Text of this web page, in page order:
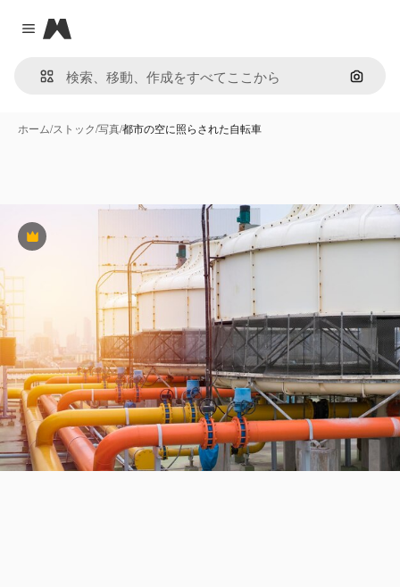
Close menu
Magnific
画像で
ホーム/ストック/写真/都市の空に照らされた自転車
Premium